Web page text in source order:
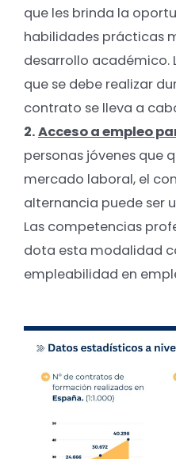
que les brinda la
habilidades prácticas
desarrollo
que se debe realizar
contrato se lleva a
2.Acceso a empleo
personas jóvenes que
mercado laboral, el
alternancia puede ser
Las competencias
dota esta modalidad
empleabilidad en